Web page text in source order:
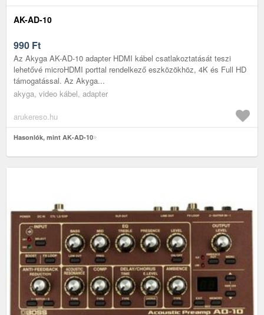
AK-AD-10
990 Ft
Az Akyga AK-AD-10 adapter HDMI kábel csatlakoztatását teszi
lehetővé microHDMI porttal rendelkező eszközökhöz, 4K és Full HD
támogatással. Az Akyga...
akyga, video kábel, adapter
arukereso.hu
Hasonlók, mint AK-AD-10